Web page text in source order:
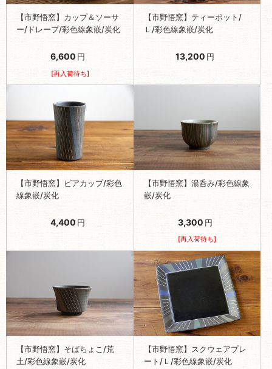
【市野悟窯】カップ＆ソーサ
ー/ドレープ/彩色線象嵌/炭化
6,600 円
[再入荷待ち]
【市野悟窯】ティーポット/
Ｌ/彩色線象嵌/炭化
13,200 円
【市野悟窯】ビアカップ/彩色
線象嵌/炭化
4,400 円
【市野悟窯】湯呑み/彩色線象
嵌/炭化
3,300 円
[再入荷待ち]
【市野悟窯】そばちょこ/荒
土/彩色線象嵌/炭化
【市野悟窯】スクウェアプレ
ート/Ｌ/彩色線象嵌/炭化